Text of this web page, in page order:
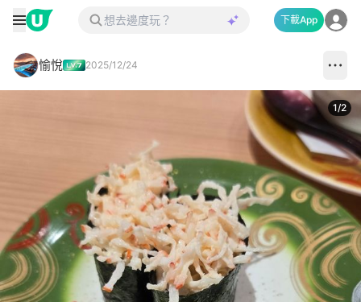
下載App
愉悅 2025/12/24
1/2